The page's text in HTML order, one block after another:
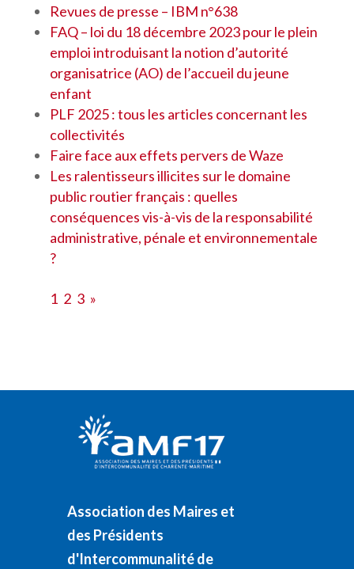
Revues de presse – IBM n°638
FAQ – loi du 18 décembre 2023 pour le plein
emploi introduisant la notion d’autorité
organisatrice (AO) de l’accueil du jeune
enfant
PLF 2025 : tous les articles concernant les
collectivités
Faire face aux effets pervers de Waze
Les ralentisseurs illicites sur le domaine
public routier français : quelles
conséquences vis-à-vis de la responsabilité
administrative, pénale et environnementale
?
1 2 3 »
Association des Maires et
des Présidents
d'Intercommunalité de